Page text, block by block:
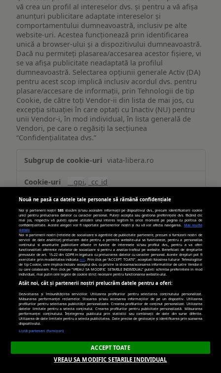
vă crea un profil al intereselor dvs. și pentru a vă afișa
anunțuri publicitare adaptate intereselor și
comportamentului dumneavoastră, inclusiv pe alte
website-uri. Acestea funcționează prin identificarea
unică a browser-ului și a dispozitivului dumneavoastră.
Dacă nu permiteți plasarea/accesarea acestor fișiere, vi
se va afișa publicitate neadaptată la profilul
dumneavoastră. Selectarea opțiunii generale Activ (DA)
pentru acest scop implică inclusiv acordul dvs. pentru
plasare/accesare de informații, prin Tehnologii de tip
Cookie, de către toți Vendor-ii din lista de mai jos, cu
excepția situației în care optați cu Inactiv (NU) pentru
unii Vendor-i, în mod individual, în lista generală de
Vendori, pe care o regăsiți la secțiunea
“Confidențialitatea dvs.”
Publicitate
țintită
(targetată)
viata-libera.ro
__gpi, _cc_id
Primare
389 zile, 269 zile
turn.com
uid
Terț
179 zile
hit.gemius.pl
Nouă ne pasă ca datele tale personale să rămână confidențiale
Noi și partenerii noștri585 stocăm și/sau accesăm informații pe dispozitivul dvs., precum identificatorii cookie
unici pentru prelucrarea datelor cu caracter personal. Puteți accepta sau gestiona preferințele dvs. făcând clic
mai jos, respectiv vă puteți opune utilizării unui interes legitim în orice moment pe pagina cu politica de
confidențialitate. Aceste alegeri vor fi raportate partenerilor noștri și nu vă vor afecta navigarea.
Mai multe
detalii
Noi si partenerii nostri (retelele de socializare si agentiile de publicitate partenere, precum si furnizorii nostri de
servicii de date analitice) prelucram date pentru a permite website-ului sa functioneze, pentru a personaliza
continutul si anunturile publicitare afisate in functie de interesele si/sau profilul dvs., pentru a va oferi
functionalitati aferente retelelor de socializare si pentru a analiza traficul pe website. Beneficiati de drepturile
prevazute de art. 15-22 din GDPR in legatura cu prelucrarea datelor cu caracter personal. Aceste drepturi pot fi
exercitate prin modalitatea indicataaici . Prin click pe “ACCEPT TOATE”, acceptati folosirea tuturor Tehnologiilor
de tip Cookie, care implica inclusiv acceptul dvs. cu privire la stocarea/accesarea informatiilor de catre Vendor-ii
cu care colaboram. Prin click pe “VREAU SA MODIFIC SETARILE INDIVIDUAL” puteti schimba preferintele in mod
individual, mai putin cele legate de cookie strict necesare pentru functionarea website-ului.
Atât noi, cât și partenerii noștri prelucrăm datele pentru a oferi:
Dezvoltarea și îmbunătățirea serviciilor. Utilizarea profilurilor pentru selectarea conținutului personalizat.
Măsurarea performanței reclamelor. Stocarea și/sau accesarea informațiilor de pe un dispozitiv. Utilizarea
profilurilor pentru selectarea publicității personalizate. Crearea profilurilor de conținut personalizat. Utilizarea
datelor limitate pentru a selecta conținutul. Crearea profilurilor pentru publicitate personalizată. Măsurarea
performanței conținutului. Înțelegerea publicului prin statistici sau combinații de date din surse diferite.
Utilizarea de date limitate pentru a selecta publicitatea. Date precise de geolocație și identificarea prin scanarea
dispozitivului.
Listă parteneri (furnizori)
ACCEPT TOATE
VREAU SA MODIFIC SETARILE INDIVIDUAL